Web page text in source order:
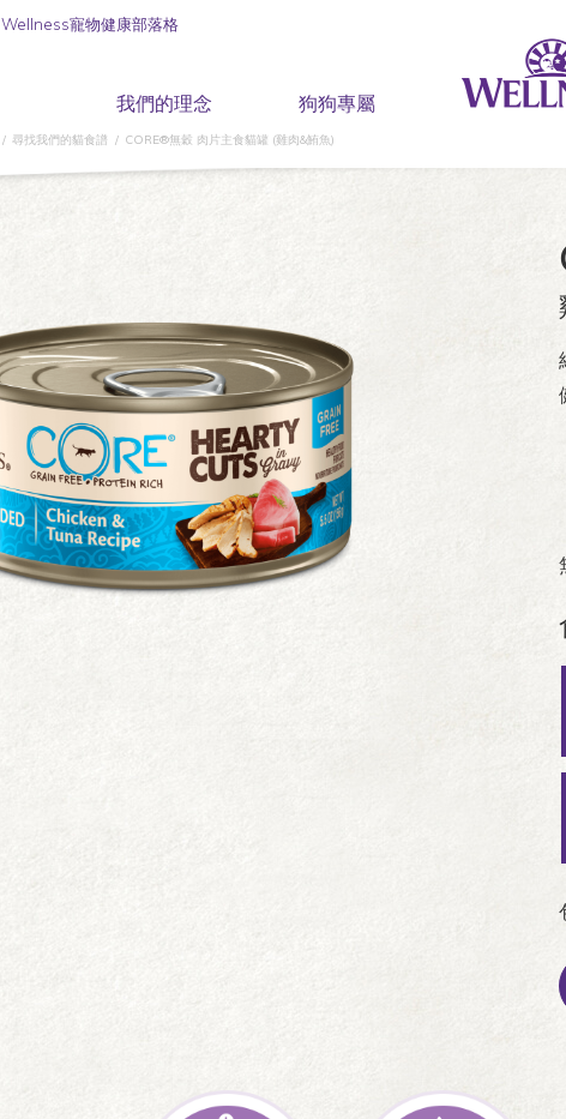
Wellness寵物健康部落格
我們的理念 狗狗專屬
尋找我們的貓食譜 CORE®無穀 肉片主食貓罐 (雞肉&鮪魚)